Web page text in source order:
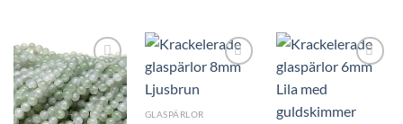
GLASPÄRLOR